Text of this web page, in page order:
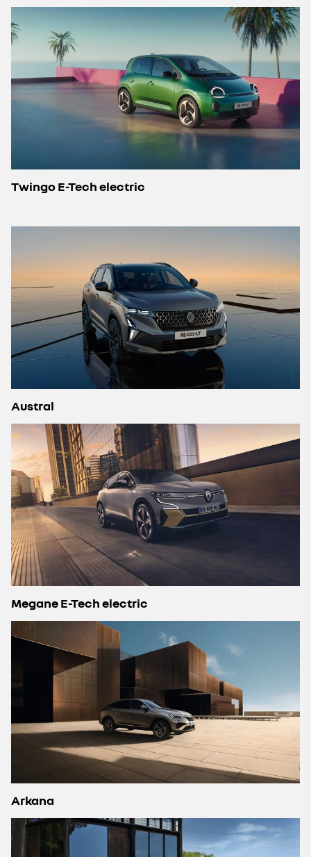
Twingo E-Tech electric
Austral
Megane E-Tech electric
Arkana